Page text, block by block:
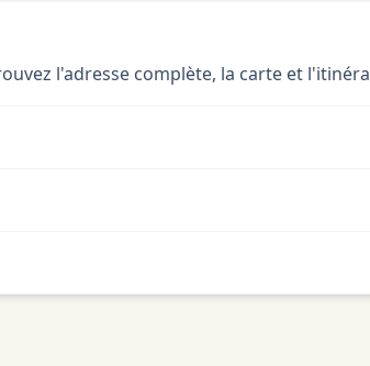
l'adresse complète, la carte et